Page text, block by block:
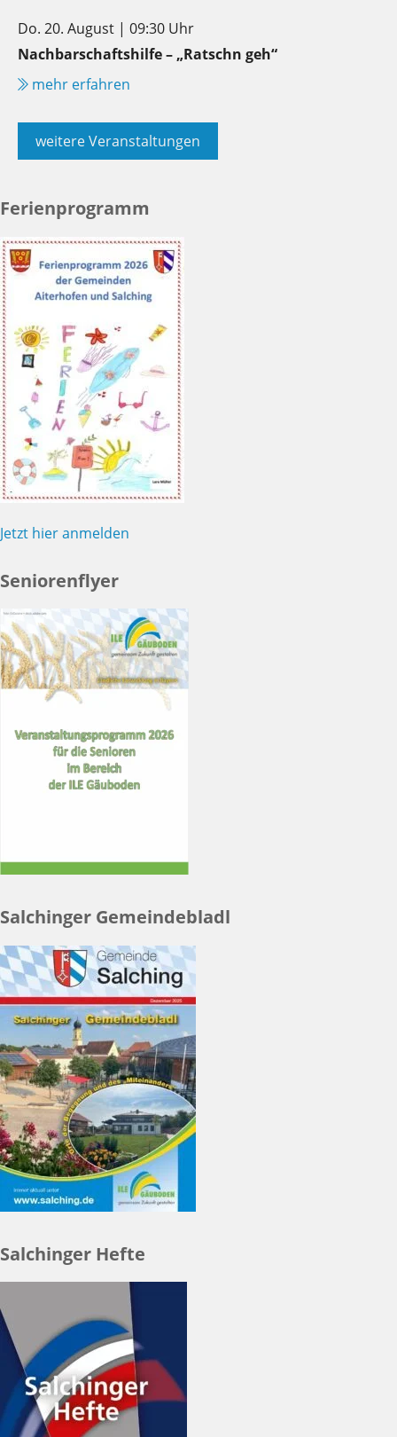
Do. 20. August | 09:30 Uhr
Nachbarschaftshilfe – „Ratschn geh“
mehr erfahren
weitere Veranstaltungen
Ferienprogramm
Jetzt hier anmelden
Seniorenflyer
Salchinger Gemeindebladl
Salchinger Hefte